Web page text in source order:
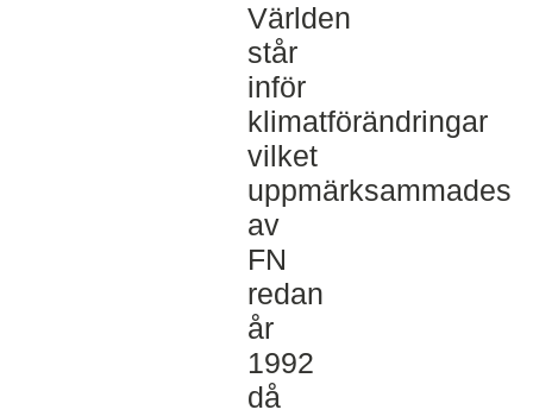
Världen
står
inför
klimatförändringar
vilket
uppmärksammades
av
FN
redan
år
1992
då